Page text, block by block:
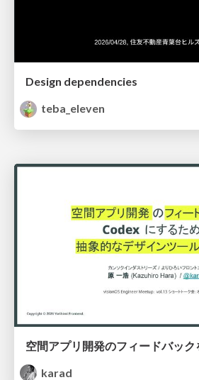
Design dependencies
teba_eleven
karad